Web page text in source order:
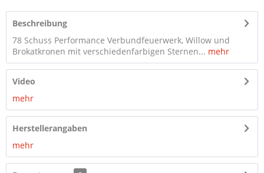
Beschreibung
78 Schuss Performance Verbundfeuerwerk, Willow und
Brokatkronen mit verschiedenfarbigen Sternen... mehr
Video
mehr
Herstellerangaben
mehr